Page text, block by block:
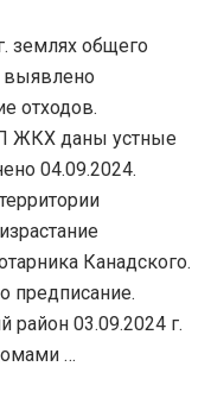
землях общего
выявлено
отходов.
ЖКХ даны устные
04.09.2024.
Канадского.
предписание.
район 03.09.2024 г.
…